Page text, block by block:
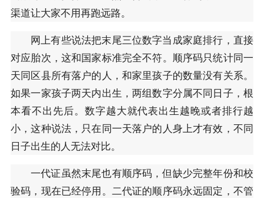
渠道让大家不用再跑远路。
网上有些说法把末尾三位数字当成家庭排行，直接
对应胎次，这和国家标准完全不符。顺序码只统计同一
天同区县所有落户的人，和家里孩子的数量没有关系。
如果一家孩子两天内出生，两组数字分属不同日子，根
本看不出先后。数字越大就代表出生越晚或者排行越
小，这种说法，只在同一天落户的人身上才有效，不同
日子出生的人无法对比。
一代证虽然末尾也有顺序码，但缺少完整年份和校
验码，现在已经停用。二代证的顺序码永远固定，不管